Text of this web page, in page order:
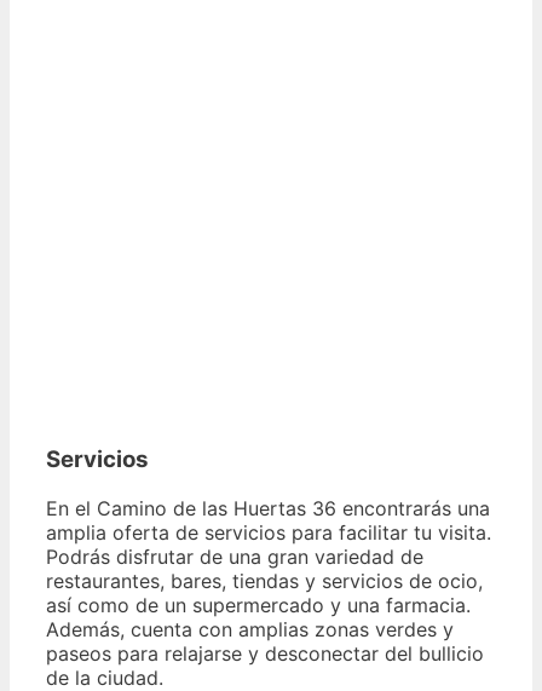
Servicios
En el Camino de las Huertas 36 encontrarás una
amplia oferta de servicios para facilitar tu visita.
Podrás disfrutar de una gran variedad de
restaurantes, bares, tiendas y servicios de ocio,
así como de un supermercado y una farmacia.
Además, cuenta con amplias zonas verdes y
paseos para relajarse y desconectar del bullicio
de la ciudad.